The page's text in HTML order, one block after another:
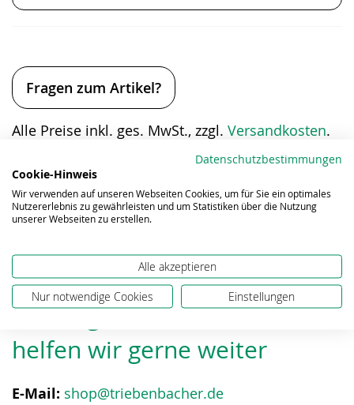
Fragen zum Artikel?
Alle Preise inkl. ges. MwSt., zzgl. Versandkosten.
Eigenschaften
Bei Fragen zum Produkt
helfen wir gerne weiter
E-Mail: shop@triebenbacher.de
Datenschutzbestimmungen
Cookie-Hinweis
Wir verwenden auf unseren Webseiten Cookies, um für Sie ein optimales
Nutzererlebnis zu gewährleisten und um Statistiken über die Nutzung
unserer Webseiten zu erstellen.
Alle akzeptieren
Nur notwendige Cookies Einstellungen